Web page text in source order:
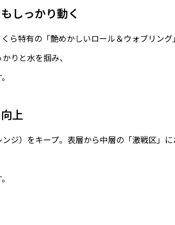
しっかり動く
ら特有の「艶めかしいロール＆ウォブリング
りと水を掴み、
上
ジ）をキープ。表層から中層の「激戦区」